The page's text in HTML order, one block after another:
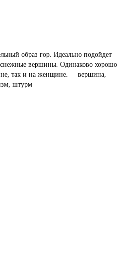
образ гор. Идеально подойдет
вершины. Одинаково хорошо
так и на женщине. вершина,
штурм